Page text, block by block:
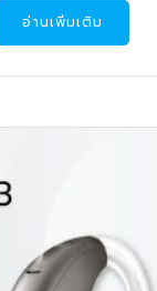
อ่านเพิ่มเติม